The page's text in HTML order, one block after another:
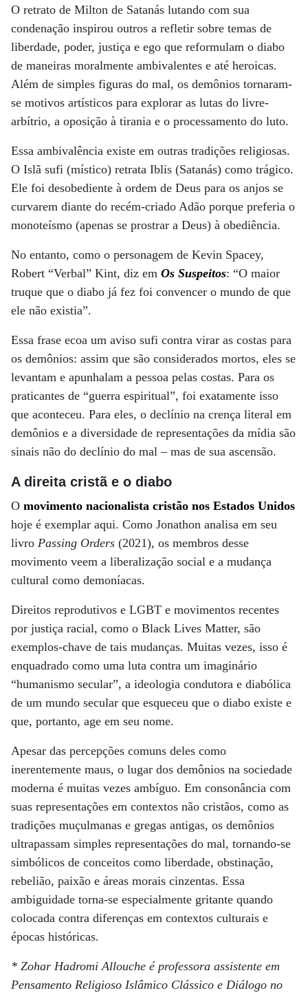
O retrato de Milton de Satanás lutando com sua
condenação inspirou outros a refletir sobre temas de
liberdade, poder, justiça e ego que reformulam o diabo
de maneiras moralmente ambivalentes e até heroicas.
Além de simples figuras do mal, os demônios tornaram-
se motivos artísticos para explorar as lutas do livre-
arbítrio, a oposição à tirania e o processamento do luto.
Essa ambivalência existe em outras tradições religiosas.
O Islã sufi (místico) retrata Iblis (Satanás) como trágico.
Ele foi desobediente à ordem de Deus para os anjos se
curvarem diante do recém-criado Adão porque preferia o
monoteísmo (apenas se prostrar a Deus) à obediência.
No entanto, como o personagem de Kevin Spacey,
Robert “Verbal” Kint, diz em Os Suspeitos: “O maior
truque que o diabo já fez foi convencer o mundo de que
ele não existia”.
Essa frase ecoa um aviso sufi contra virar as costas para
os demônios: assim que são considerados mortos, eles se
levantam e apunhalam a pessoa pelas costas. Para os
praticantes de “guerra espiritual”, foi exatamente isso
que aconteceu. Para eles, o declínio na crença literal em
demônios e a diversidade de representações da mídia são
sinais não do declínio do mal – mas de sua ascensão.
A direita cristã e o diabo
O movimento nacionalista cristão nos Estados Unidos
hoje é exemplar aqui. Como Jonathon analisa em seu
livro Passing Orders (2021), os membros desse
movimento veem a liberalização social e a mudança
cultural como demoníacas.
Direitos reprodutivos e LGBT e movimentos recentes
por justiça racial, como o Black Lives Matter, são
exemplos-chave de tais mudanças. Muitas vezes, isso é
enquadrado como uma luta contra um imaginário
“humanismo secular”, a ideologia condutora e diabólica
de um mundo secular que esqueceu que o diabo existe e
que, portanto, age em seu nome.
Apesar das percepções comuns deles como
inerentemente maus, o lugar dos demônios na sociedade
moderna é muitas vezes ambíguo. Em consonância com
suas representações em contextos não cristãos, como as
tradições muçulmanas e gregas antigas, os demônios
ultrapassam simples representações do mal, tornando-se
simbólicos de conceitos como liberdade, obstinação,
rebelião, paixão e áreas morais cinzentas. Essa
ambiguidade torna-se especialmente gritante quando
colocada contra diferenças em contextos culturais e
épocas históricas.
* Zohar Hadromi Allouche é professora assistente em
Pensamento Religioso Islâmico Clássico e Diálogo no